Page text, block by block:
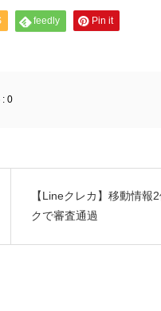
feedly Pin it
: 0
【Lineクレカ】移動情報
クで審査通過